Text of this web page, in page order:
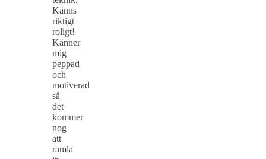
Känns
riktigt
roligt!
Känner
mig
peppad
och
motiverad
så
det
kommer
nog
att
ramla